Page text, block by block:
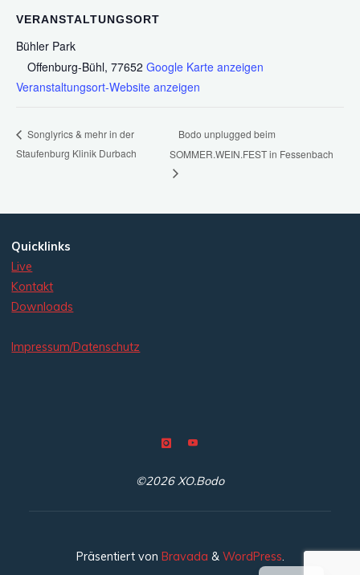
VERANSTALTUNGSORT
Bühler Park
Offenburg-Bühl, 77652 Google Karte anzeigen
Veranstaltungsort-Website anzeigen
Songlyrics & mehr in der
Staufenburg Klinik Durbach
Bodo unplugged beim
SOMMER.WEIN.FEST in Fessenbach
Quicklinks
Live
Kontakt
Downloads
Impressum/Datenschutz
©2026 XO.Bodo
Präsentiert von Bravada & WordPress.